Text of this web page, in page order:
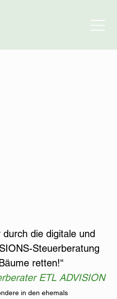
die digitale und
Steuerberatung
retten!“
ETL ADVISION
in den ehemals